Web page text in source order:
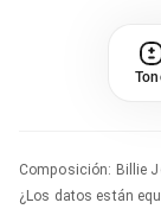
Composición: Billie
¿Los datos están